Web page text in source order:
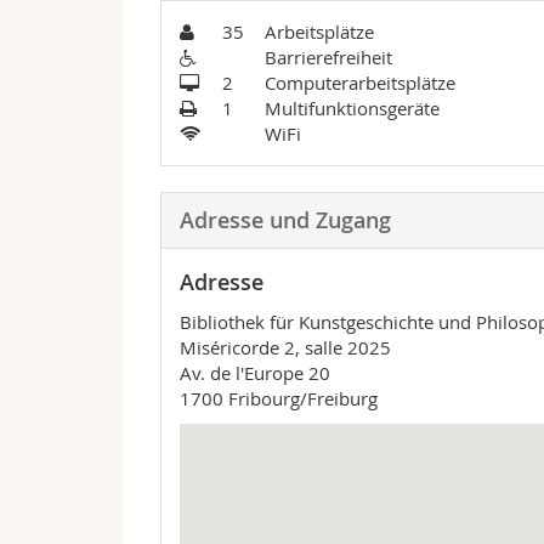
35
Arbeitsplätze
Barrierefreiheit
2
Computerarbeitsplätze
1
Multifunktionsgeräte
WiFi
Adresse und Zugang
Adresse
Bibliothek für Kunstgeschichte und
Miséricorde 2, salle 2025
Av. de l'Europe 20
1700 Fribourg/Freiburg